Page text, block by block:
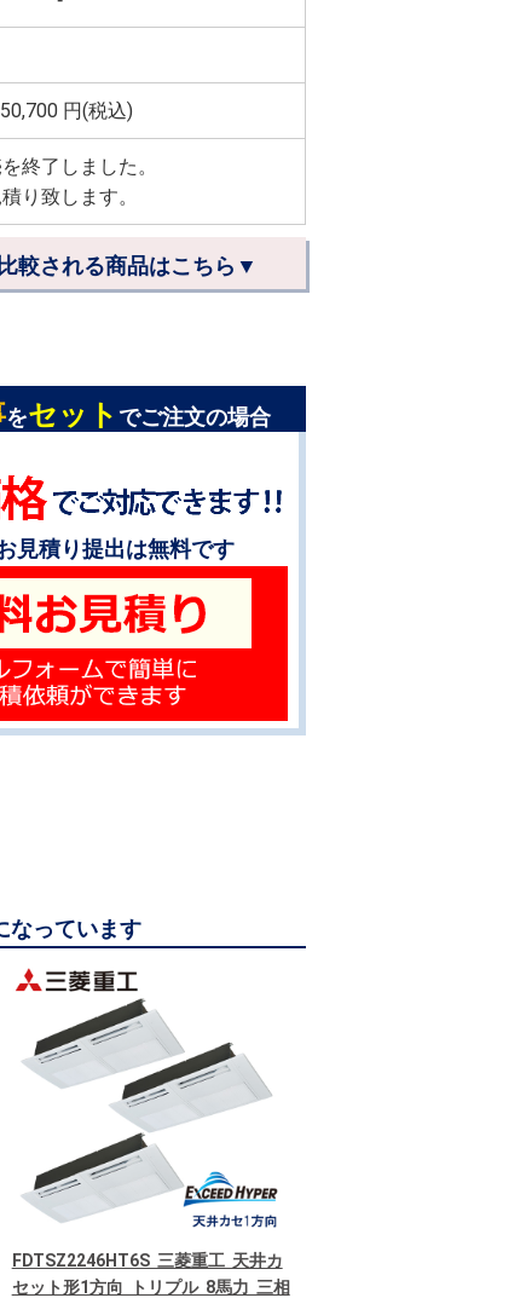
円(税込)
終了しました。
り致します。
較される商品はこちら▼
をセット でご注文の場合
見積り提出は無料です
なっています
FDTSZ2246HT6S 三菱重工 天井カ
セット形1方向 トリプル 8馬力 三相